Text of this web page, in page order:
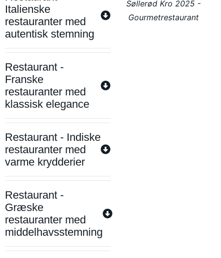
Italienske
restauranter med
autentisk stemning
Restaurant -
Franske
restauranter med
klassisk elegance
Restaurant - Indiske
restauranter med
varme krydderier
Restaurant -
Græske
restauranter med
middelhavsstemning
Søllerød Kro 2025 -
Gourmetrestaurant